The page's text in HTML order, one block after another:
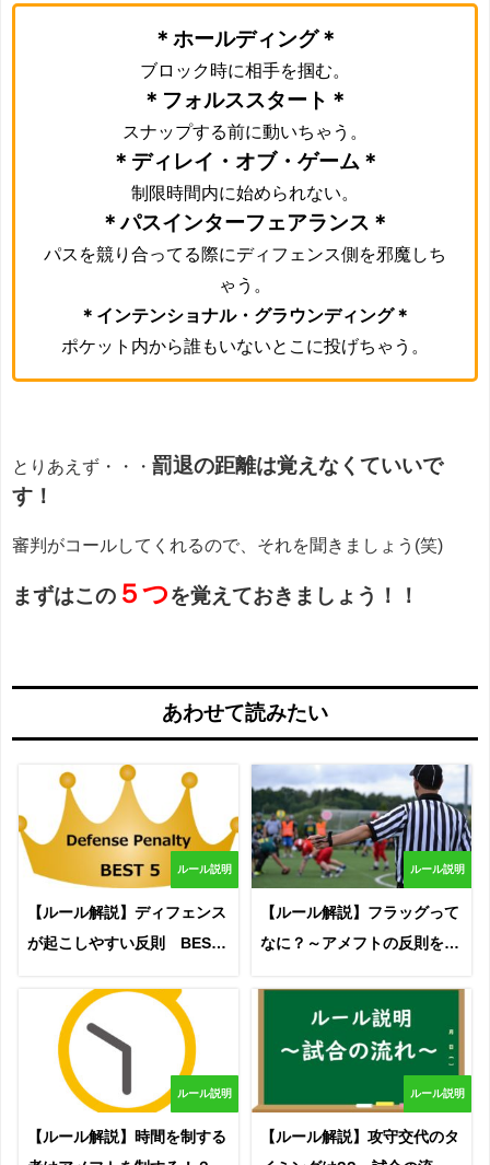
＊ ホールディング＊
ブロック時に相手を掴む。
＊ フォルススタート＊
スナップする前に動いちゃう。
＊ ディレイ・オブ・ゲーム＊
制限時間内に始められない。
＊ パスインターフェアランス＊
パスを競り合ってる際にディフェンス側を邪魔しち
ゃう。
＊インテンショナル・グラウンディング＊
ポケット内から誰もいないとこに投げちゃう。
とりあえず・・・ 罰退の距離は覚えなくていいで
す！
審判がコールしてくれるので、それを聞きましょう(笑)
まずはこの ５つ を覚えておきましょう！！
あわせて読みたい
ルール説明
【ルール解説】ディフェンス
が起こしやすい反則 BEST
ルール説明
【ルール解説】フラッグって
なに？～アメフトの反則を知
ルール説明
【ルール解説】時間を制する
ルール説明
【ルール解説】攻守交代のタ